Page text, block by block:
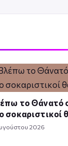
το Θάνατό
σοκαριστικοί
2026